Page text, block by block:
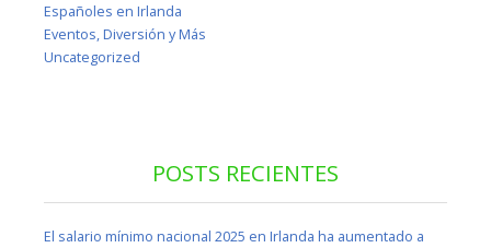
Españoles en Irlanda
Eventos, Diversión y Más
Uncategorized
POSTS RECIENTES
El salario mínimo nacional 2025 en Irlanda ha aumentado a